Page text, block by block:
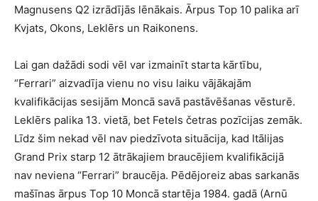
Magnusens Q2 izrādījās lēnākais. Ārpus Top 10 palika arī
Kvjats, Okons, Leklērs un Raikonens.
Lai gan dažādi sodi vēl var izmainīt starta kārtību,
“Ferrari” aizvadīja vienu no visu laiku vājākajām
kvalifikācijas sesijām Moncā savā pastāvēšanas vēsturē.
Leklērs palika 13. vietā, bet Fetels četras pozīcijas zemāk.
Līdz šim nekad vēl nav piedzīvota situācija, kad Itālijas
Grand Prix starp 12 ātrākajiem braucējiem kvalifikācijā
nav neviena “Ferrari” braucēja. Pēdējoreiz abas sarkanās
mašīnas ārpus Top 10 Moncā startēja 1984. gadā (Arnū